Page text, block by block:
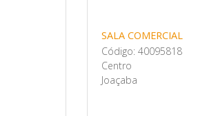
SALA COMERCIAL
Código: 40095818
Centro
Joaçaba